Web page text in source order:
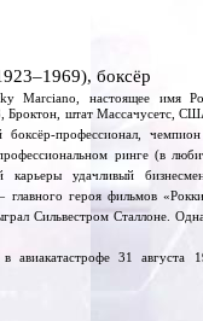
боксёр
Marciano, настоящее имя
Броктон, штат
боксёр-профессионал,
ринге (в
карьеры удачливый
главного героя фильмов
Сильвестром Сталлоне.
31 августа